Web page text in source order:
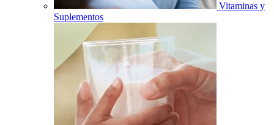
Vitaminas y
Suplementos